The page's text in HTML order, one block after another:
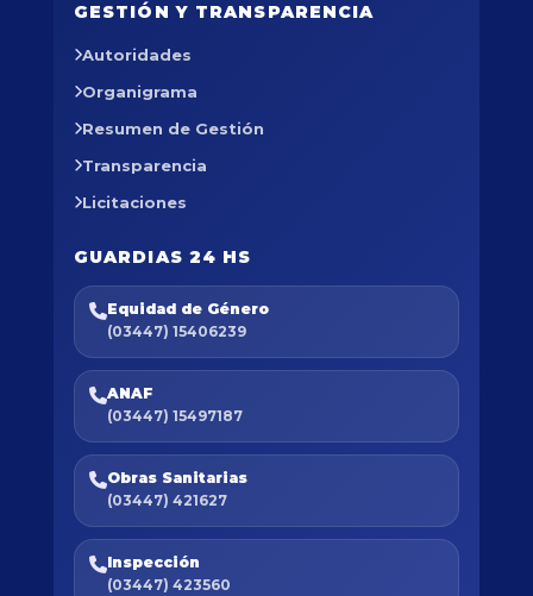
GESTIÓN Y TRANSPARENCIA
Autoridades
Organigrama
Resumen de Gestión
Transparencia
Licitaciones
GUARDIAS 24 HS
Equidad de Género
(03447) 15406239
ANAF
(03447) 15497187
Obras Sanitarias
(03447) 421627
Inspección
(03447) 423560